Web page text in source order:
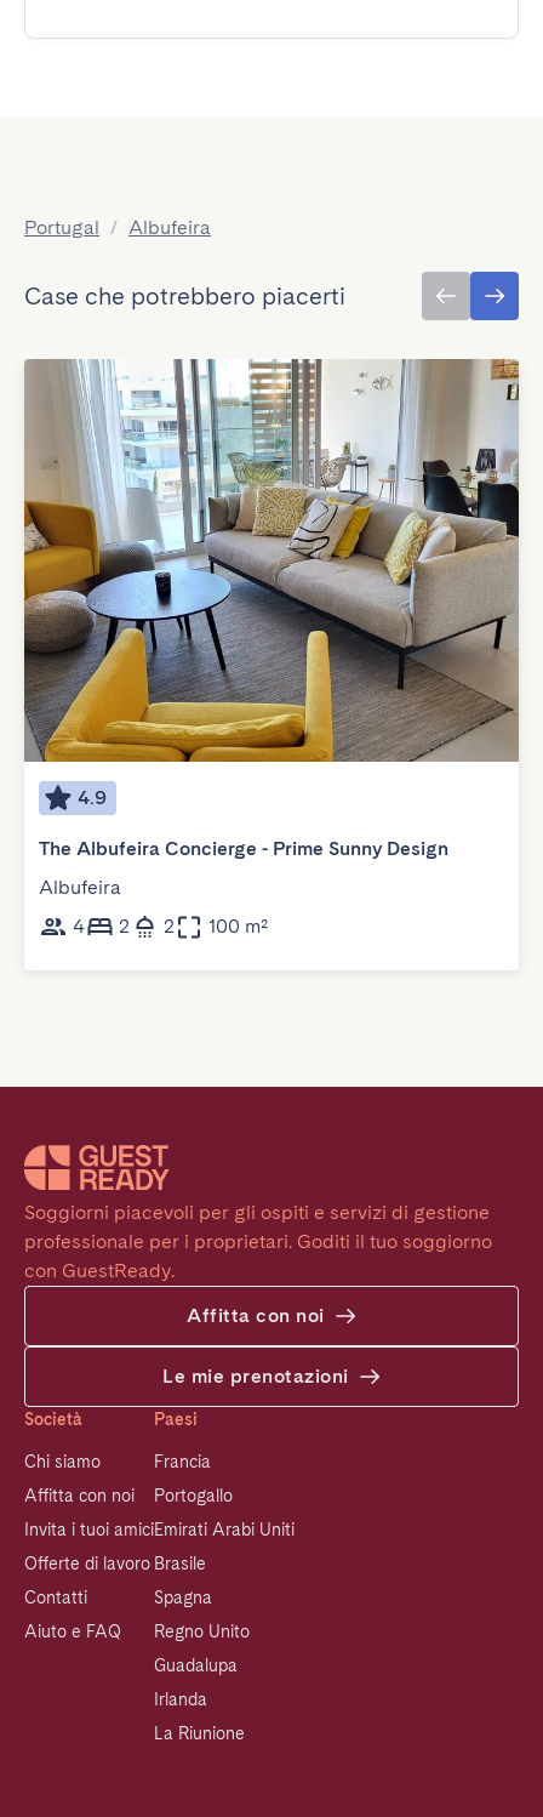
Portugal / Albufeira
Case che potrebbero piacerti
4.9
The Albufeira Concierge - Prime Sunny Design
Albufeira
4
2 2 100 m²
Soggiorni piacevoli per gli ospiti e servizi di gestione
professionale per i proprietari. Goditi il tuo soggiorno
con GuestReady.
Affitta con noi
Le mie prenotazioni
Società
Chi siamo
Affitta con noi
Invita i tuoi amici
Offerte di lavoro
Contatti
Aiuto e FAQ
Paesi
Francia
Portogallo
Emirati Arabi Uniti
Brasile
Spagna
Regno Unito
Guadalupa
Irlanda
La Riunione